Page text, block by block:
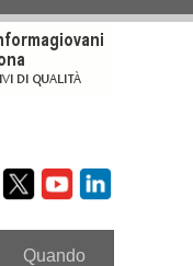
Quando